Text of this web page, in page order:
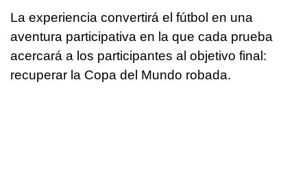
La experiencia convertirá el fútbol en una
aventura participativa en la que cada prueba
acercará a los participantes al objetivo final:
recuperar la Copa del Mundo robada.